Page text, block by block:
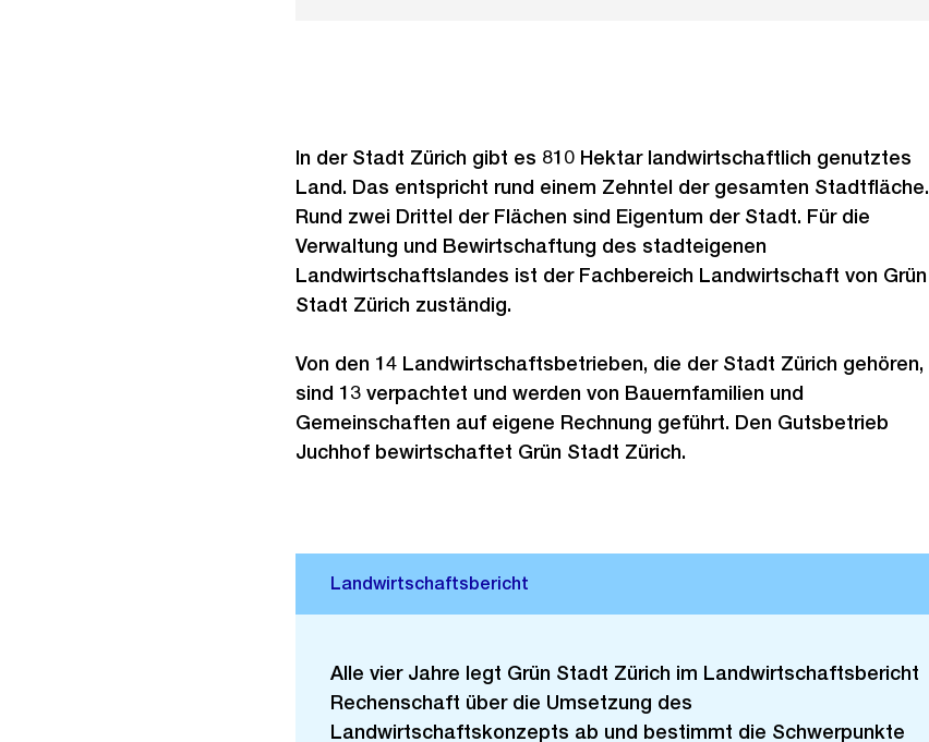
In der Stadt Zürich gibt es 810 Hektar landwirtschaftlich genutztes
Land. Das entspricht rund einem Zehntel der gesamten Stadtfläche.
Rund zwei Drittel der Flächen sind Eigentum der Stadt. Für die
Verwaltung und Bewirtschaftung des stadteigenen
Landwirtschaftslandes ist der Fachbereich Landwirtschaft von Grün
Stadt Zürich zuständig.
Von den 14 Landwirtschaftsbetrieben, die der Stadt Zürich gehören,
sind 13 verpachtet und werden von Bauernfamilien und
Gemeinschaften auf eigene Rechnung geführt. Den Gutsbetrieb
Juchhof bewirtschaftet Grün Stadt Zürich.
Alle vier Jahre legt Grün Stadt Zürich im Landwirtschaftsbericht
Rechenschaft über die Umsetzung des
Landwirtschaftskonzepts ab und bestimmt die Schwerpunkte